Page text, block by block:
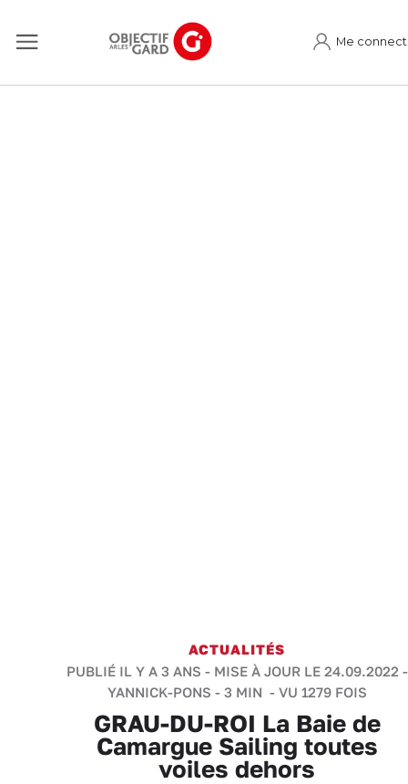
Me
ACTUALITÉS
PUBLIÉ IL Y A 3 ANS - MISE À JOUR LE 24.09.2022 -
YANNICK-PONS - 3 MIN - VU 1279 FOIS
GRAU-DU-ROI La Baie de
Camargue Sailing toutes
voiles dehors